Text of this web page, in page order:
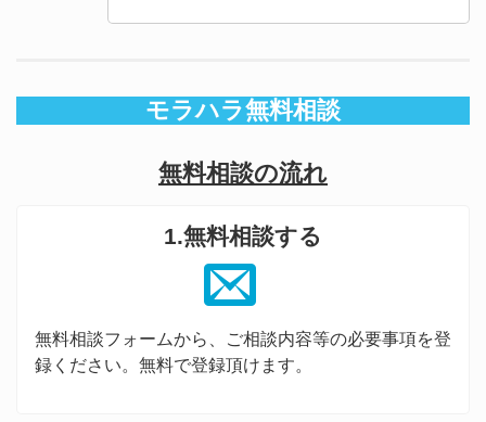
モラハラ無料相談
無料相談の流れ
1.無料相談する
無料相談フォームから、ご相談内容等の必要事項を登
録ください。無料で登録頂けます。